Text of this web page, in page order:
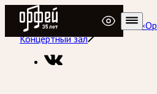
Радио Орфей
Радио классической музыки
Концертный зал